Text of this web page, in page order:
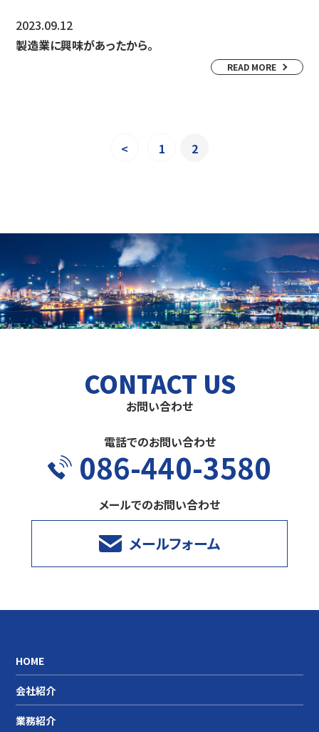
2023.09.12
製造業に興味があったから。
READ MORE
< 1 2
CONTACT US
お問い合わせ
電話でのお問い合わせ
086-440-3580
メールでのお問い合わせ
メールフォーム
HOME
会社紹介
業務紹介